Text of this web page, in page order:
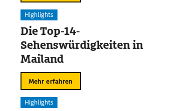
Highlights
Die Top-14-
Sehenswürdigkeiten in
Mailand
Mehr erfahren
Highlights